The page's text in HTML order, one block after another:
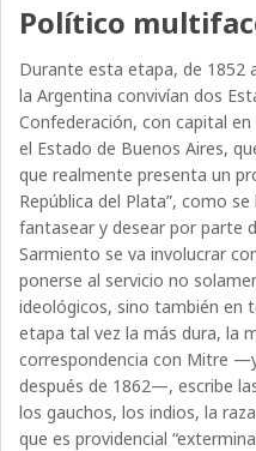
Político
Durante esta etapa, de 1852
la Argentina convivían dos
Confederación, con capital
el Estado de Buenos Aires,
que realmente presenta un
República del Plata”, como
fantasear y desear por parte
Sarmiento se va involucrar
ponerse al servicio no
ideológicos, sino también en
etapa tal vez la más dura, la
correspondencia con Mitre
después de 1862—, escribe
los gauchos, los indios, la
que es providencial